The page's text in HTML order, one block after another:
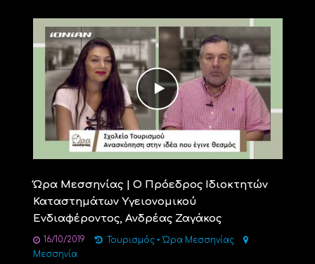
Ώρα Μεσσηνίας | Ο Πρόεδρος Ιδιοκτητών
Καταστημάτων Υγειονομικού
Ενδιαφέροντος, Ανδρέας Ζαγάκος
16/10/2019 Τουρισμός • Ώρα Μεσσηνίας
Μεσσηνία